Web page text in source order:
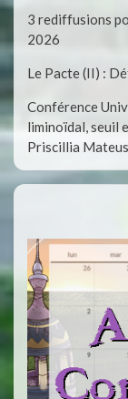
3 rediffusions
2026
Le Pacte (II) :
Conférence
liminoïdal, seuil
Priscillia Mateus